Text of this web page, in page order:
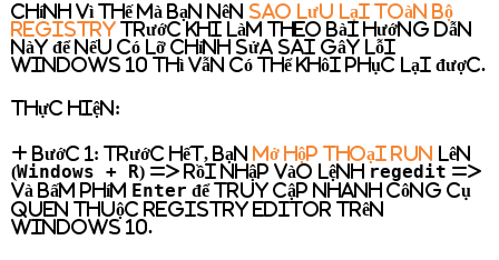
Chính vì thế mà bạn nên sao lưu lại toàn bộ
Registry trước khi làm theo bài hướng dẫn
này để nếu có lỡ chỉnh sửa sai gây lỗi
Windows 10 thì vẫn có thể khôi phục lại được.
Thực hiện:
+ Bước 1: Trước hết, bạn mở hộp thoại RUN
lên
(Windows + R) => rồi nhập vào lệnh regedit =>
và bấm phím Enter để truy cập nhanh công cụ
quen thuộc Registry Editor trên
Windows 10.